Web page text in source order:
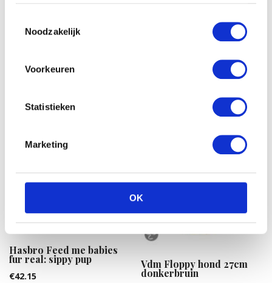
Noodzakelijk
Voorkeuren
Statistieken
Marketing
OK
30.54
Vdm Paard in handtasje
Hasbro Feed me babies
fur real: sippy pup
€42.15
Vdm Floppy hond 27cm
donkerbruin